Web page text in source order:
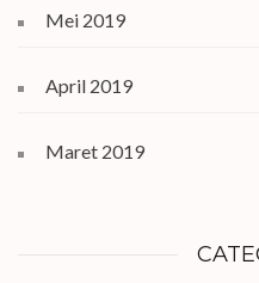
Mei 2019
April 2019
Maret 2019